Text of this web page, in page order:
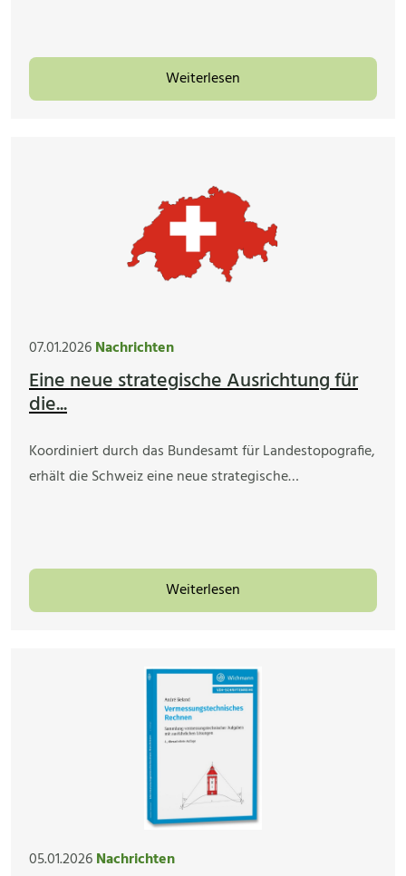
Weiterlesen
07.01.2026Nachrichten
Eine neue strategische Ausrichtung für
die...
Koordiniert durch das Bundesamt für Landestopografie,
erhält die Schweiz eine neue strategische…
Weiterlesen
05.01.2026Nachrichten